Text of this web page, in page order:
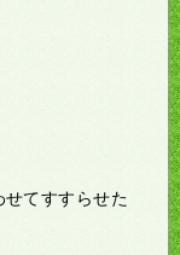
せてすすらせた